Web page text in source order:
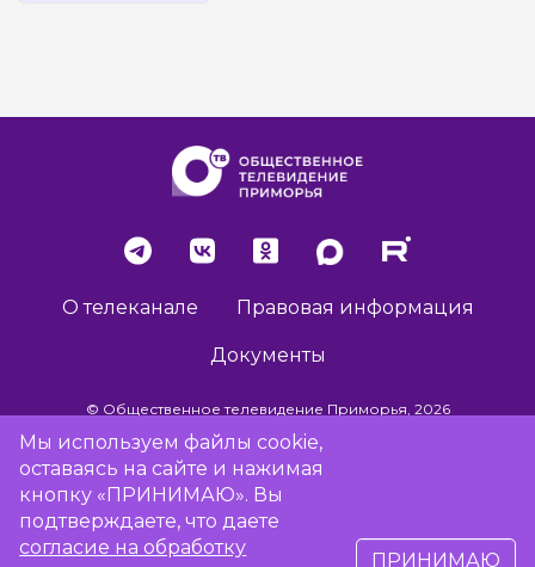
О телеканале Правовая информация
Документы
© Общественное телевидение Приморья, 2026
Разработка сайта -
Мы используем файлы cookie,
оставаясь на сайте и нажимая
кнопку «ПРИНИМАЮ». Вы
подтверждаете, что даете
согласие на обработку
ПРИНИМАЮ